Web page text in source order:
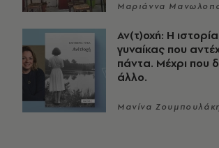
Μαριάννα
Αν(τ)οχή: Η
γυναίκας που
πάντα. Μέχρι που
άλλο.
Μανίνα